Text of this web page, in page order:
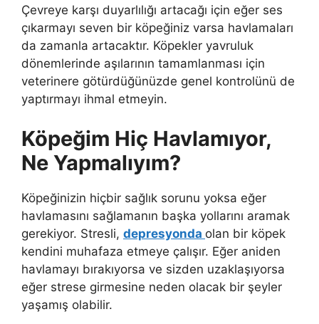
Çevreye karşı duyarlılığı artacağı için eğer ses
çıkarmayı seven bir köpeğiniz varsa havlamaları
da zamanla artacaktır. Köpekler yavruluk
dönemlerinde aşılarının tamamlanması için
veterinere götürdüğünüzde genel kontrolünü de
yaptırmayı ihmal etmeyin.
Köpeğim Hiç Havlamıyor,
Ne Yapmalıyım?
Köpeğinizin hiçbir sağlık sorunu yoksa eğer
havlamasını sağlamanın başka yollarını aramak
gerekiyor. Stresli, depresyonda olan bir köpek
kendini muhafaza etmeye çalışır. Eğer aniden
havlamayı bırakıyorsa ve sizden uzaklaşıyorsa
eğer strese girmesine neden olacak bir şeyler
yaşamış olabilir.